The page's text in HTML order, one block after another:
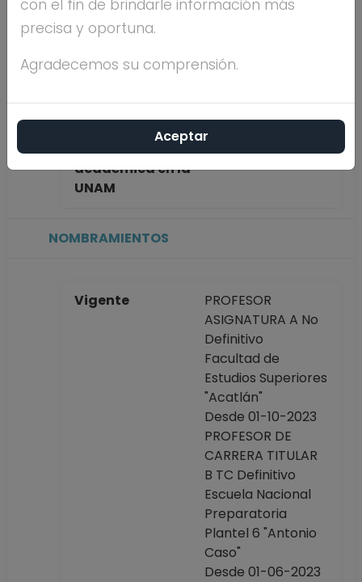
estudios
DOCTORADO
Antigüedad
académica en la
UNAM
32 años
NOMBRAMIENTOS
Vigente
PROFESOR
ASIGNATURA A No
Definitivo
Facultad de
Estudios Superiores
"Acatlán"
Desde 01-10-2023
PROFESOR DE
CARRERA TITULAR
B TC Definitivo
Escuela Nacional
Preparatoria
Plantel 6 "Antonio
Caso"
Desde 01-06-2023
con el fin de brindarle información más
precisa y oportuna.
Agradecemos su comprensión.
Aceptar